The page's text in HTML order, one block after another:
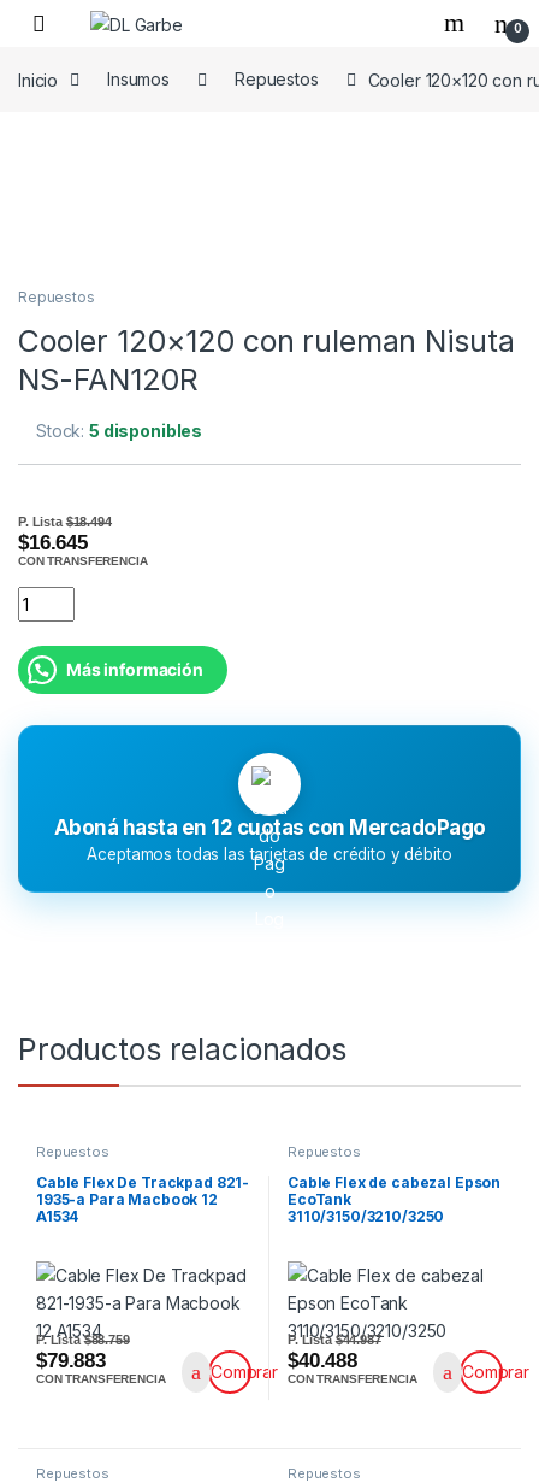
0
Inicio Insumos Repuestos Cooler 120×120 con
Repuestos
Cooler 120×120 con ruleman Nisuta
NS-FAN120R
Stock:5 disponibles
P. Lista$18.494
$16.645
CON TRANSFERENCIA
Más información
Aboná hasta en 12 cuotas con MercadoPago
Aceptamos todas las tarjetas de crédito y débito
Productos relacionados
Repuestos
Cable Flex De Trackpad 821-
1935-a Para Macbook 12
A1534
P. Lista$88.759
$79.883
CON TRANSFERENCIA Comprar
Repuestos
Cable Flex de cabezal Epson
EcoTank
3110/3150/3210/3250
P. Lista$44.987
$40.488
CON TRANSFERENCIA Comprar
Repuestos Repuestos